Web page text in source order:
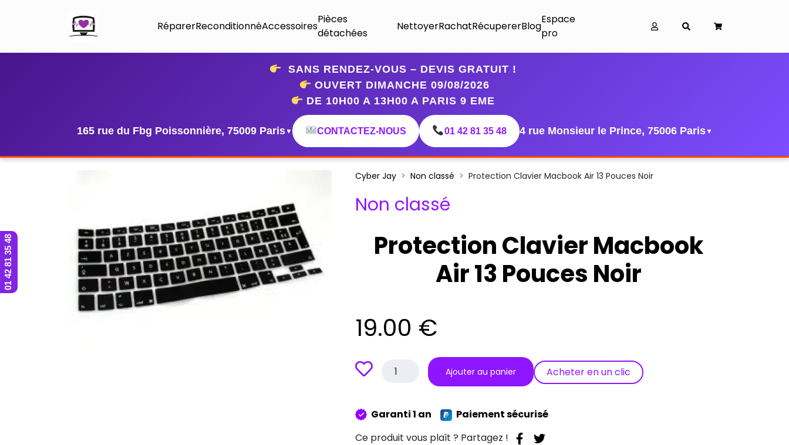
RéparerReconditionnéAccessoires
Pièces
détachées
NettoyerRachatRécupererBlog
Espace
pro
SANS RENDEZ-VOUS – DEVIS GRATUIT !
OUVERT DIMANCHE 09/08/2026
DE 10H00 A 13H00 A PARIS 9 EME
165 rue du Fbg Poissonnière, 75009 Paris▼ CONTACTEZ-NOUS 01 42 81 35 48 4 rue Monsieur le Prince, 75006 Paris▼
Cyber Jay Non classé Protection Clavier Macbook Air 13 Pouces Noir
Non classé
Protection Clavier Macbook
Air 13 Pouces Noir
19.00 €
quantité
Macbook
13
Ajouter au panier Acheter en un clic
Garanti 1 an
Paiement sécurisé
Ce produit vous plaît ? Partagez !
01 42 81 35 48